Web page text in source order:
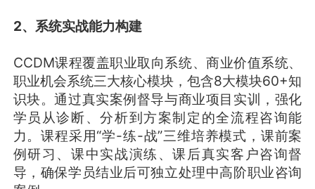
2、系统实战能力构建
CCDM课程覆盖职业取向系统、商业价值系统、
职业机会系统三大核心模块，包含8大模块60+知
识块。通过真实案例督导与商业项目实训，强化
学员从诊断、分析到方案制定的全流程咨询能
力。课程采用“学-练-战”三维培养模式，课前案
例研习、课中实战演练、课后真实客户咨询督
导，确保学员结业后可独立处理中高阶职业咨询